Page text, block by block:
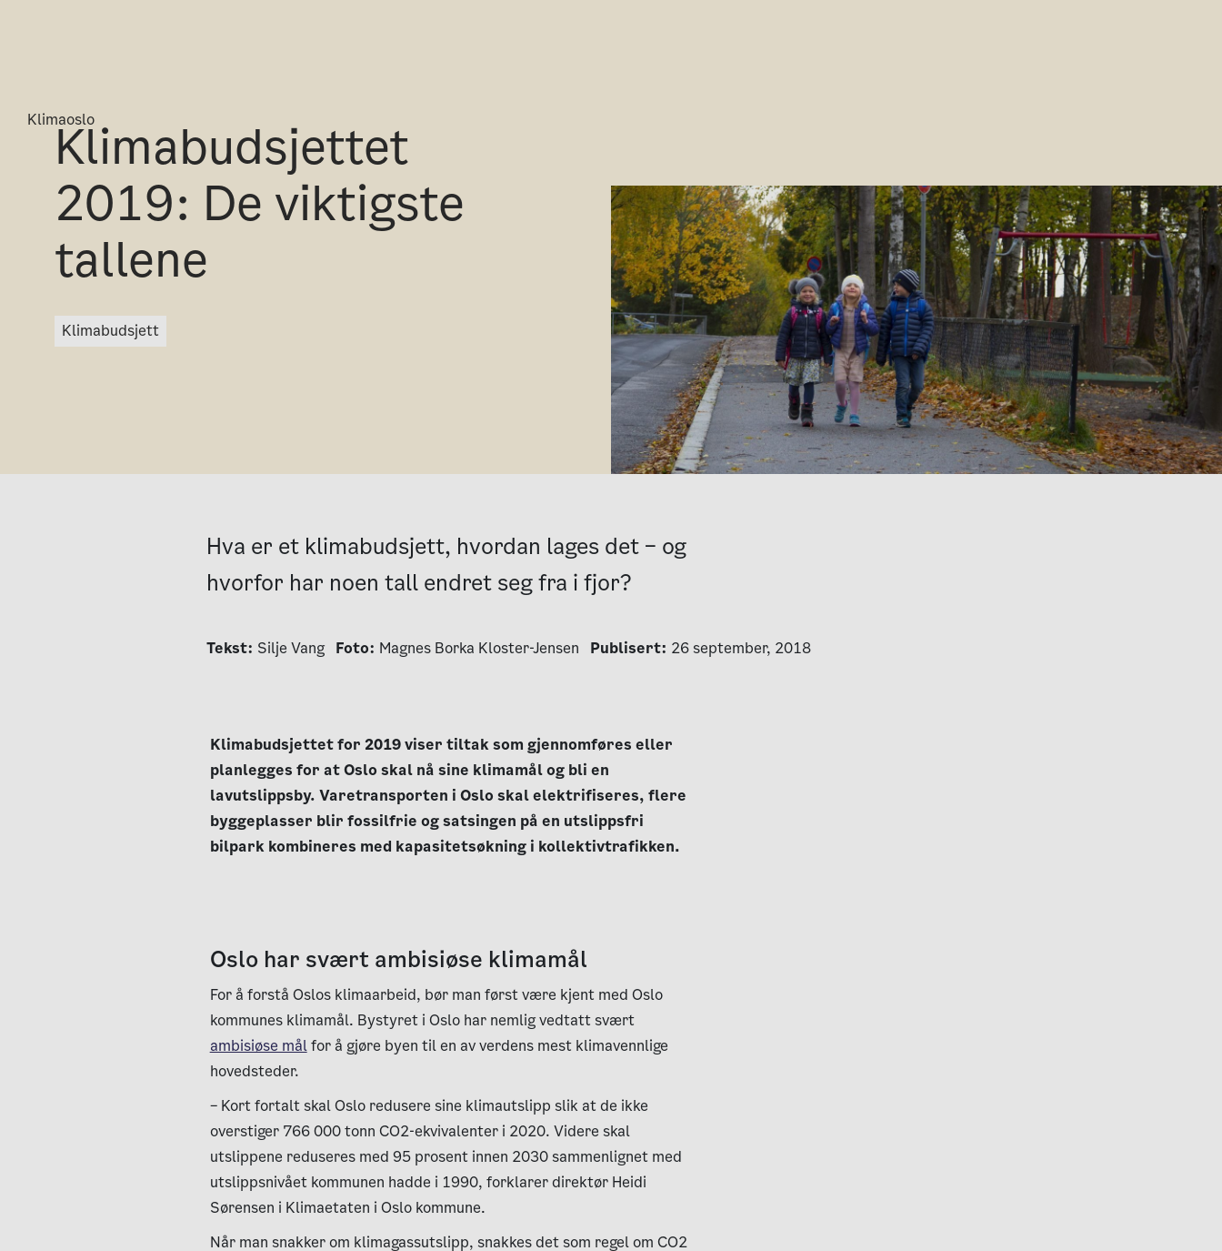
Klimaoslo
Klimabudsjettet
2019: De viktigste
tallene
klimabudsjett
Hva er et klimabudsjett, hvordan lages det – og
hvorfor har noen tall endret seg fra i fjor?
Tekst: Silje Vang Foto: Magnes Borka Kloster-Jensen Publisert: 26 september, 2018
Klimabudsjettet for 2019 viser tiltak som gjennomføres eller
planlegges for at Oslo skal nå sine klimamål og bli en
lavutslippsby. Varetransporten i Oslo skal elektrifiseres, flere
byggeplasser blir fossilfrie og satsingen på en utslippsfri
bilpark kombineres med kapasitetsøkning i kollektivtrafikken.
Oslo har svært ambisiøse klimamål
For å forstå Oslos klimaarbeid, bør man først være kjent med Oslo
kommunes klimamål. Bystyret i Oslo har nemlig vedtatt svært
ambisiøse målfor å gjøre byen til en av verdens mest klimavennlige
hovedsteder.
– Kort fortalt skal Oslo redusere sine klimautslipp slik at de ikke
overstiger 766 000 tonn CO2-ekvivalenter i 2020. Videre skal
utslippene reduseres med 95 prosent innen 2030 sammenlignet med
utslippsnivået kommunen hadde i 1990, forklarer direktør Heidi
Sørensen i Klimaetaten i Oslo kommune.
Når man snakker om klimagassutslipp, snakkes det som regel om CO2